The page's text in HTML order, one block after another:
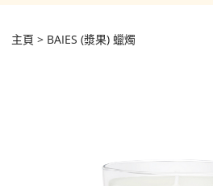
主頁 BAIES (漿果) 蠟燭